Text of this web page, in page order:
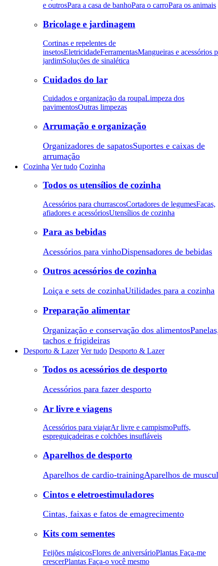
e outrosPara a casa de banhoPara o carroPara os animais
Bricolage e jardinagem
Cortinas e repelentes de
insetosEletricidadeFerramentasMangueiras e acessórios
jardimSoluções de sinalética
Cuidados do lar
Cuidados e organização da roupaLimpeza dos
pavimentosOutras limpezas
Arrumação e organização
Organizadores de sapatosSuportes e caixas de
arrumação
Cozinha Ver tudo Cozinha
Todos os utensílios de cozinha
Acessórios para churrascosCortadores de legumesFacas,
afiadores e acessóriosUtensílios de cozinha
Para as bebidas
Acessórios para vinhoDispensadores de bebidas
Outros acessórios de cozinha
Loiça e sets de cozinhaUtilidades para a cozinha
Preparação alimentar
Organização e conservação dos alimentos
tachos e frigideiras
Desporto & Lazer Ver tudo Desporto & Lazer
Todos os acessórios de desporto
Acessórios para fazer desporto
Ar livre e viagens
Acessórios para viajarAr livre e campismoPuffs,
espreguiçadeiras e colchões insufláveis
Aparelhos de desporto
Aparelhos de cardio-trainingAparelhos de
Cintos e eletroestimuladores
Cintas, faixas e fatos de emagrecimento
Kits com sementes
Feijões mágicosFlores de aniversárioPlantas Faça-me
crescerPlantas Faça-o você mesmo